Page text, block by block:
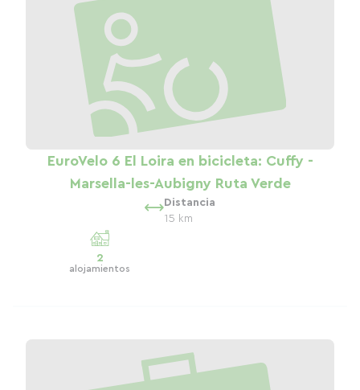
EuroVelo 6 El Loira en bicicleta: Cuffy -
Marsella-les-Aubigny Ruta Verde
Distancia
15 km
2
alojamientos